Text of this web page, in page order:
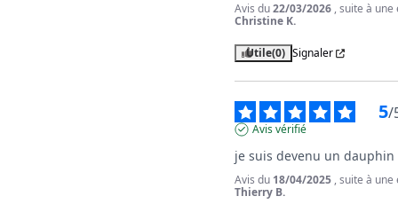
Avis du22/03/2026 , suite à
Christine K.
Utile(0) Signaler
5/
Avis vérifié
je suis devenu un dauphin
Avis du 18/04/2025 , suite à
Thierry B.